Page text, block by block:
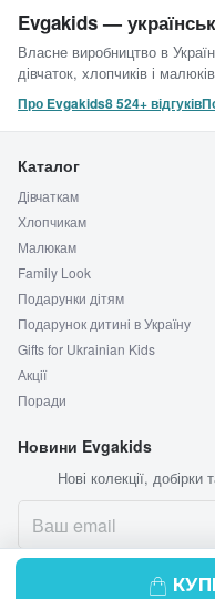
Evgakids —
Власне виробництво в
дівчаток, хлопчиків і
Про Evgakids8 524+ відгуків
Каталог
Дівчаткам
Хлопчикам
Малюкам
Family Look
Подарунки дітям
Подарунок дитині в Україну
Gifts for Ukrainian Kids
Акції
Поради
Новини Evgakids
Нові колекції,